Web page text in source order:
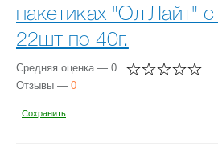
пакетиках "Ол'Лайт" с
22шт по 40г.
Средняя оценка — 0
Отзывы — 0
Сохранить